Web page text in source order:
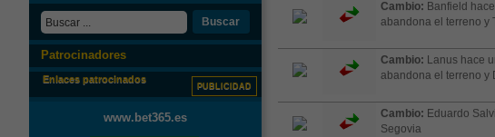
Buscar
Patrocinadores
Enlaces patrocinados
PUBLICIDAD
www.bet365.es
Cambio: Banfield
abandona el terreno y
Cambio: Lanus hace
abandona el terreno y
Cambio: Eduardo
Segovia